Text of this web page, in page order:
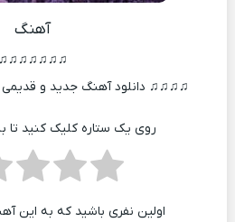
آهنگ
♫♫♫♫♫♫♫
♫♫♫♫ دانلود آهنگ جدید و
روی یک ستاره کلیک کنید تا
اولین نفری باشید که به این